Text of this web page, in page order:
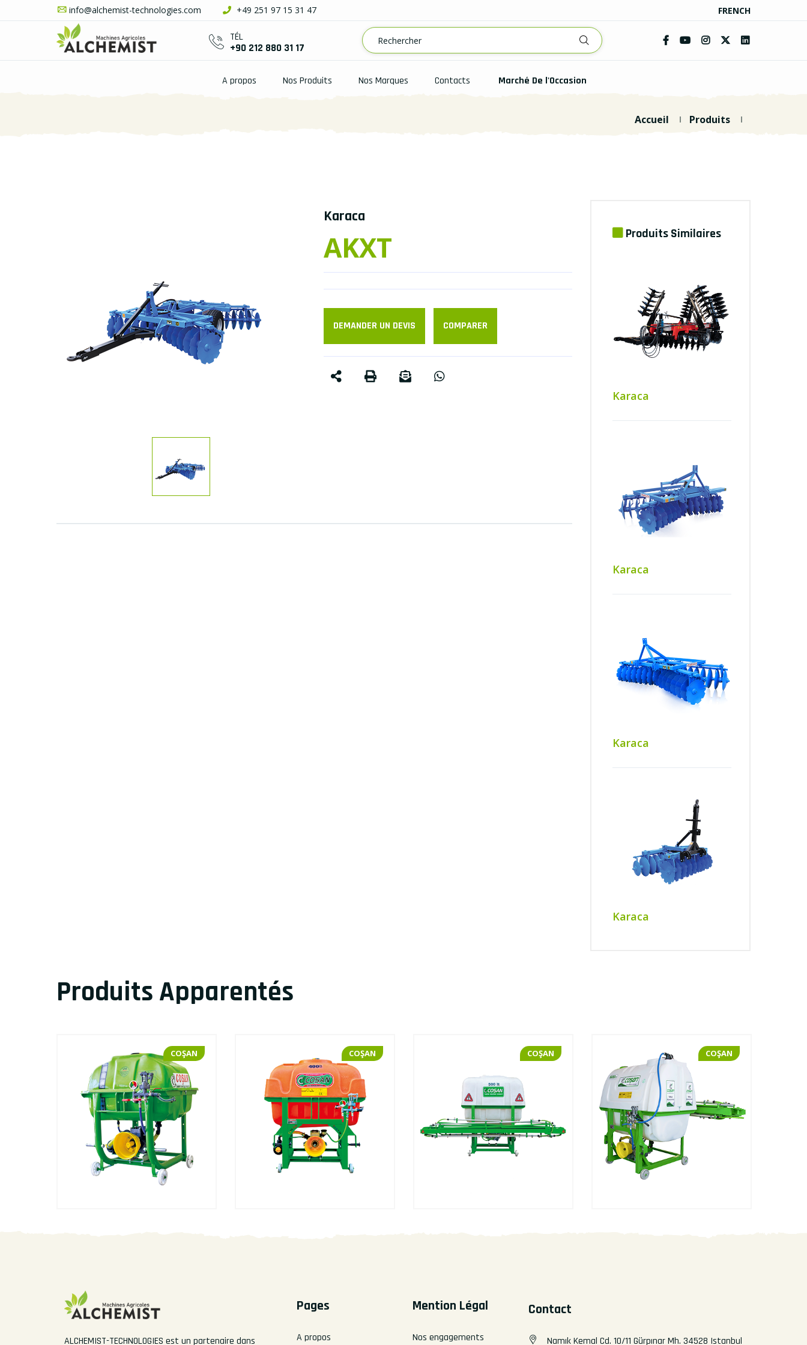
info@alchemist-technologies.com +49 251 97 15 31 47 FRENCH
TÉL
+90 212 880 31 17
A propos Nos Produits Nos Marques Contacts Marché De l'Occasion
Accueil Produits
Karaca
AKXT
DEMANDER UN DEVIS COMPARER
Produits Similaires
Karaca
Karaca
Karaca
Karaca
Produits Apparentés
COŞAN COŞAN COŞAN COŞAN
ALCHEMIST-TECHNOLOGIES est un partenaire dans
Pages
A propos
Mention Légal
Nos engagements
Contact
Namık Kemal Cd. 10/11 Gürpınar Mh. 34528 Istanbul